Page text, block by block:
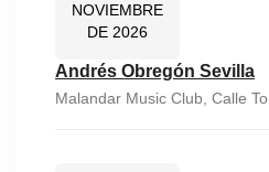
NOVIEMBRE
DE 2026
Andrés Obregón Sevilla
Malandar Music Club, Calle